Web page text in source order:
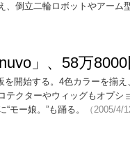
倒立二輪ロボットやアーム
」、58万
開始する。4色カラーを揃え
テクターやウィッグもオプシ
モー娘。”も踊る。
（2005/4/